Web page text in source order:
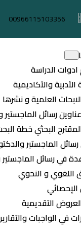
00966115103356
الدراسة
الأدبية والأكاديمية
العلمية و نشرها
رسائل الماجستير
البحثي خطة
الماجستير
في رسائل الماجستير
اللغوي و النحوي
الإحصائي
التقديمية
في الواجبات